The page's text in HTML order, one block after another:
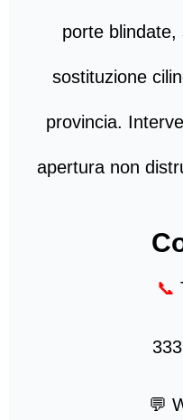
porte
sostituzione
provincia.
apertura non
📞
💬